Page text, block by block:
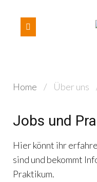
Home Über uns
Jobs und
Hier könnt ihr
sind und bekommt
Praktikum.